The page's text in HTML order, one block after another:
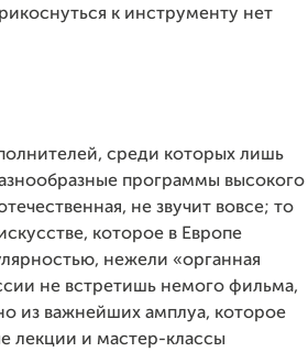
к инструменту нет
среди которых лишь
программы высокого
не звучит вовсе; то
которое в Европе
нежели «органная
не встретишь немого фильма,
из важнейших амплуа, которое
лекции и мастер-классы